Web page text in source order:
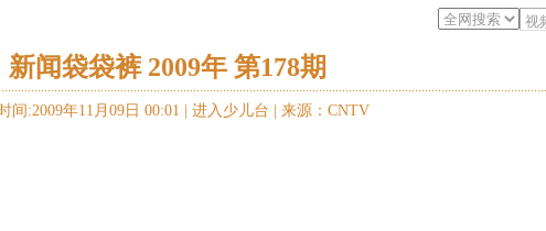
新闻袋袋裤 2009年 第178期
间:2009年11月09日 00:01 | 进入少儿台 来源：CNTV